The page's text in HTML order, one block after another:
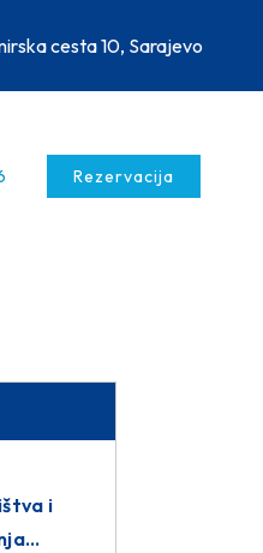
cesta 10, Sarajevo
Rezervacija
i